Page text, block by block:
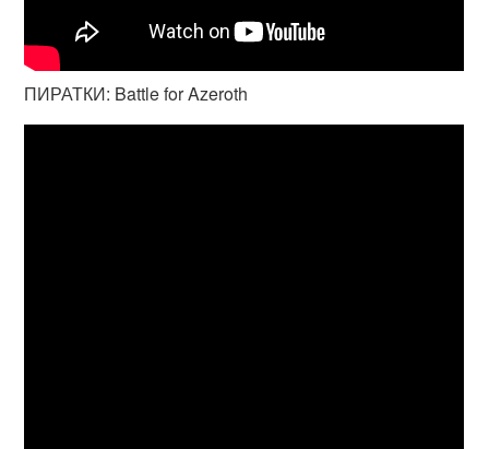
ПИРАТКИ: Battle for Azeroth